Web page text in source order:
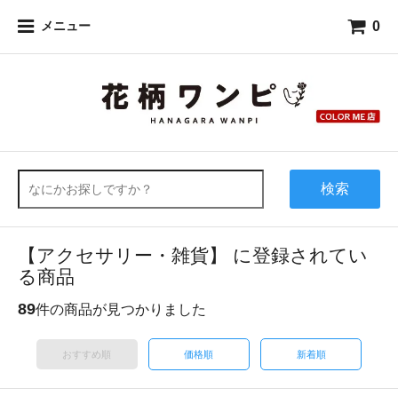
メニュー 0
検索
【アクセサリー・雑貨】 に登録されてい
る商品
89件の商品が見つかりました
おすすめ順 価格順 新着順